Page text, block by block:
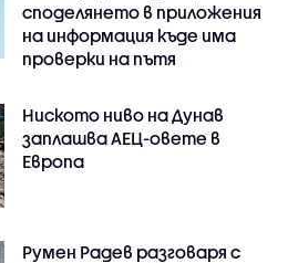
споделянето в приложения
на информация къде има
проверки на пътя
Ниското ниво на Дунав
заплашва АЕЦ-овете в
Европа
Румен Радев разговаря с